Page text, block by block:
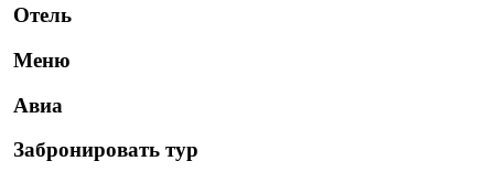
Отель
Меню
Авиа
Забронировать тур